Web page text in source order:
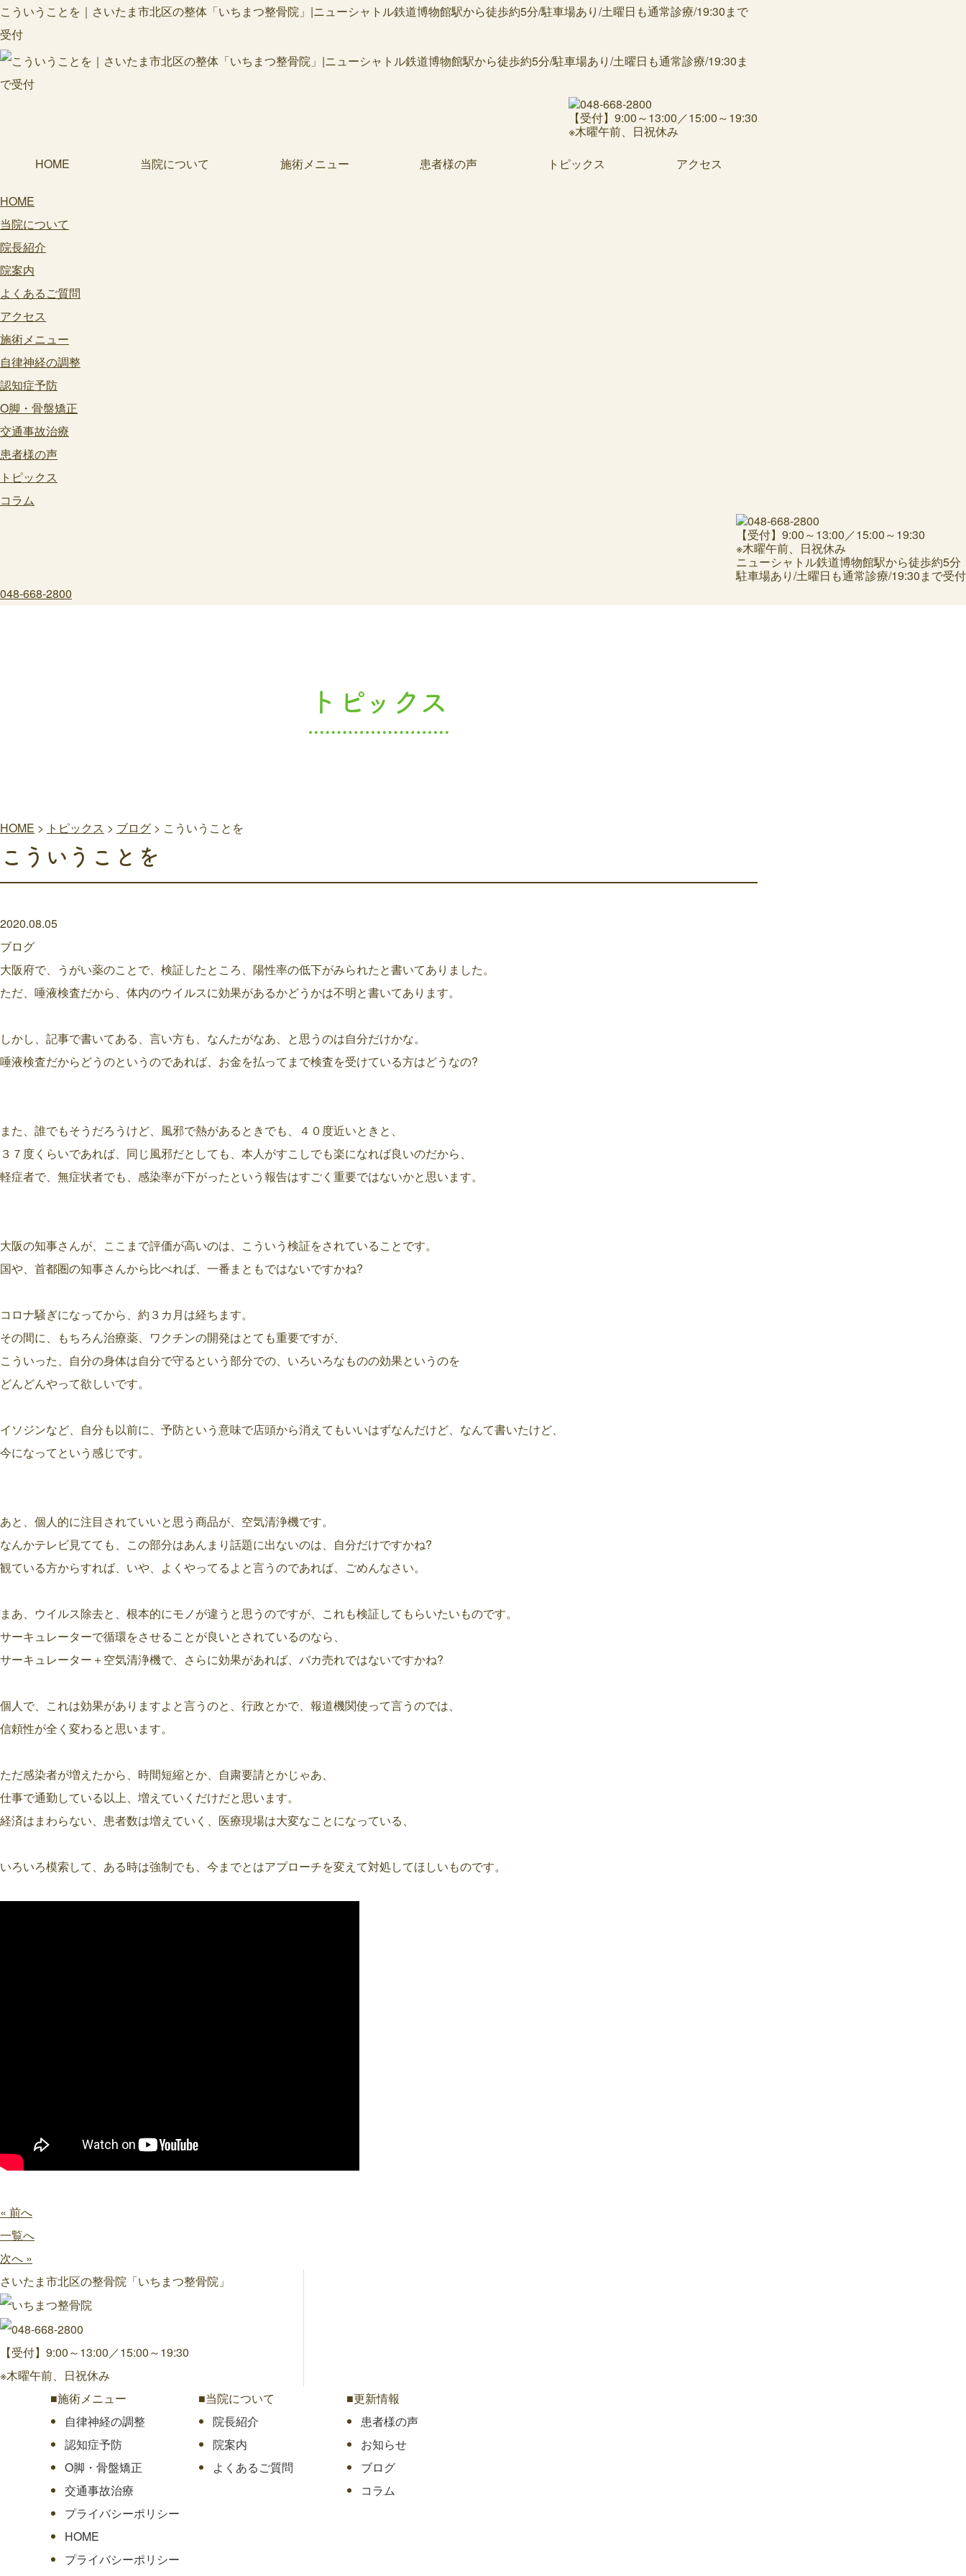
こういうことを｜さいたま市北区の整体「いちまつ整骨院」|ニューシャトル鉄道博物館駅から徒歩約5分/駐車場あり/土曜日も通常診療/19:30まで
受付
【受付】9:00～13:00／15:00～19:30
※木曜午前、日祝休み
HOME
当院について 施術メニュー 患者様の声 トピックス アクセス
HOME
当院について
院長紹介
院案内
よくあるご質問
アクセス
施術メニュー
自律神経の調整
認知症予防
O脚・骨盤矯正
交通事故治療
患者様の声
トピックス
コラム
【受付】9:00～13:00／15:00～19:30
※木曜午前、日祝休み
ニューシャトル鉄道博物館駅から徒歩約5分
駐車場あり/土曜日も通常診療/19:30まで受付
048-668-2800
トピックス
HOME > トピックス > ブログ > こういうことを
こういうことを
2020.08.05
ブログ
大阪府で、うがい薬のことで、検証したところ、陽性率の低下がみられたと書いてありました。
ただ、唾液検査だから、体内のウイルスに効果があるかどうかは不明と書いてあります。
しかし、記事で書いてある、言い方も、なんたがなあ、と思うのは自分だけかな。
唾液検査だからどうのというのであれば、お金を払ってまで検査を受けている方はどうなの?
また、誰でもそうだろうけど、風邪で熱があるときでも、４０度近いときと、
３７度くらいであれば、同じ風邪だとしても、本人がすこしでも楽になれば良いのだから、
軽症者で、無症状者でも、感染率が下がったという報告はすごく重要ではないかと思います。
大阪の知事さんが、ここまで評価が高いのは、こういう検証をされていることです。
国や、首都圏の知事さんから比べれば、一番まともではないですかね?
コロナ騒ぎになってから、約３カ月は経ちます。
その間に、もちろん治療薬、ワクチンの開発はとても重要ですが、
こういった、自分の身体は自分で守るという部分での、いろいろなものの効果というのを
どんどんやって欲しいです。
イソジンなど、自分も以前に、予防という意味で店頭から消えてもいいはずなんだけど、なんて書いたけど、
今になってという感じです。
あと、個人的に注目されていいと思う商品が、空気清浄機です。
なんかテレビ見てても、この部分はあんまり話題に出ないのは、自分だけですかね?
観ている方からすれば、いや、よくやってるよと言うのであれば、ごめんなさい。
まあ、ウイルス除去と、根本的にモノが違うと思うのですが、これも検証してもらいたいものです。
サーキュレーターで循環をさせることが良いとされているのなら、
サーキュレーター＋空気清浄機で、さらに効果があれば、バカ売れではないですかね?
個人で、これは効果がありますよと言うのと、行政とかで、報道機関使って言うのでは、
信頼性が全く変わると思います。
ただ感染者が増えたから、時間短縮とか、自粛要請とかじゃあ、
仕事で通勤している以上、増えていくだけだと思います。
経済はまわらない、患者数は増えていく、医療現場は大変なことになっている、
いろいろ模索して、ある時は強制でも、今までとはアプローチを変えて対処してほしいものです。
« 前へ
一覧へ
次へ »
さいたま市北区の整骨院「いちまつ整骨院」
【受付】9:00～13:00／15:00～19:30
※木曜午前、日祝休み
■施術メニュー
自律神経の調整
認知症予防
O脚・骨盤矯正
交通事故治療
■当院について
院長紹介
院案内
よくあるご質問
■更新情報
患者様の声
お知らせ
ブログ
コラム
プライバシーポリシー
HOME
プライバシーポリシー